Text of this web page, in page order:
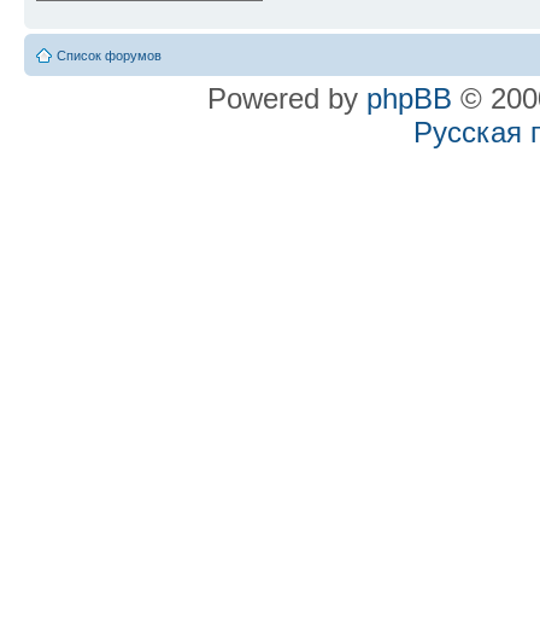
Список форумов
Powered by phpBB ©
Русская